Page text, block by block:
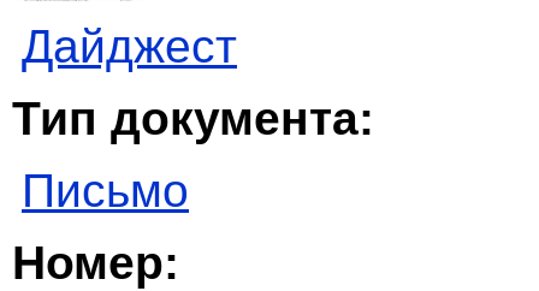
Дайджест
Тип документа:
Письмо
Номер: